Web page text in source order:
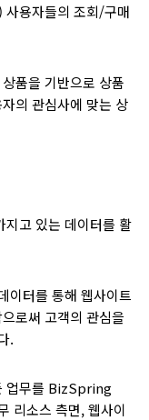
사용자들의 조회/구매
품을 기반으로 상품
의 관심사에 맞는 상
지고 있는 데이터를 활
터를 통해 웹사이트
로써 고객의 관심을
.
업무를 BizSpring
리소스 측면, 웹사이